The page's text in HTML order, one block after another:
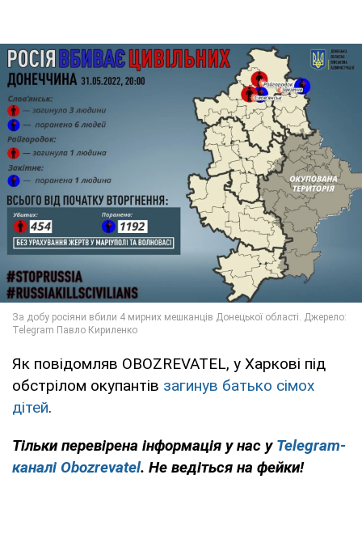
Як повідомляв OBOZREVATEL, у Харкові під
обстрілом окупантів загинув батько сімох
дітей.
Тільки перевірена інформація у нас у Telegram-
каналі Obozrevatel. Не ведіться на фейки!